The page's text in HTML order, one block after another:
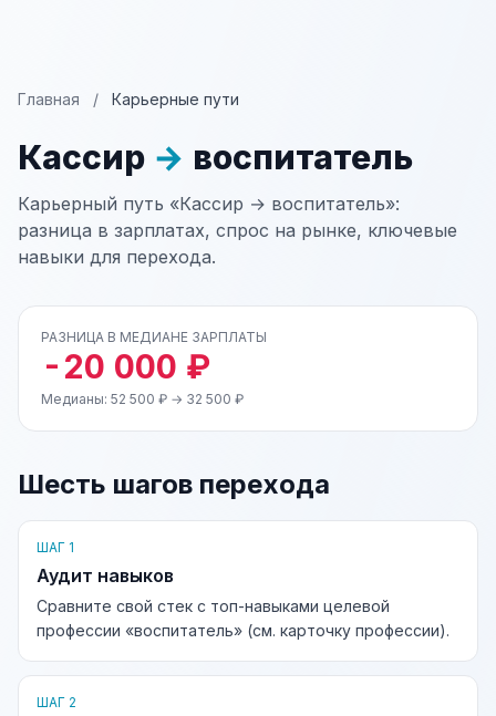
Главная / Карьерные пути
Кассир → воспитатель
Карьерный путь «Кассир → воспитатель»:
разница в зарплатах, спрос на рынке, ключевые
навыки для перехода.
РАЗНИЦА В МЕДИАНЕ ЗАРПЛАТЫ
-20 000 ₽
Медианы: 52 500 ₽ → 32 500 ₽
Шесть шагов перехода
ШАГ 1
Аудит навыков
Сравните свой стек с топ-навыками целевой
профессии «воспитатель» (см. карточку профессии).
ШАГ 2